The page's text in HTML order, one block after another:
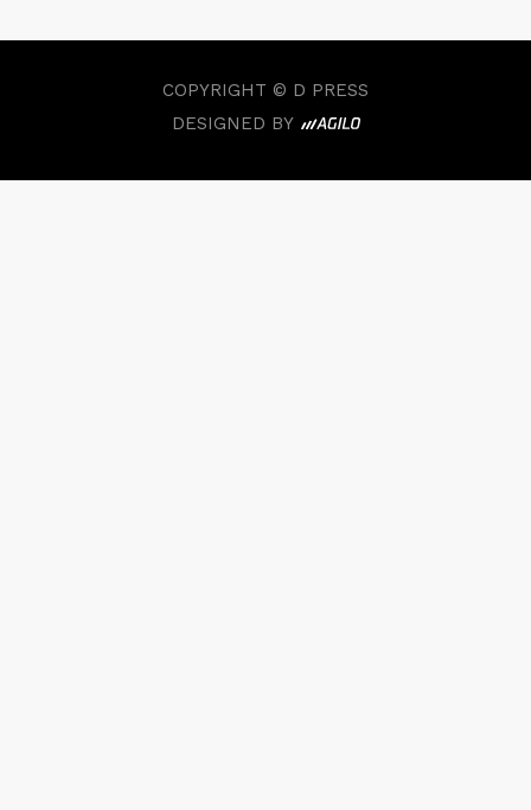
COPYRIGHT © D PRESS
DESIGNED BY